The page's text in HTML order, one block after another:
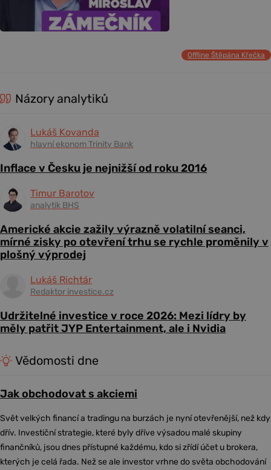
Offline Štěpána Křečka
Názory analytiků
Lukáš Kovanda
hlavní ekonom Trinity Bank
Inflace v Česku je nejnižší od roku 2016
Timur Barotov
analytik BHS
Americké akcie zažily výrazně volatilní seanci,
mírné zisky po otevření trhu se rychle proměnily v
plošný výprodej
Lukáš Richtár
Redaktor investice.cz
Udržitelné investice v roce 2026: Mezi lídry by
měly patřit JYP Entertainment, ale i Nvidia
Vědomosti dne
Jak obchodovat s akciemi
Svět velkých financí a tradingu na burzách je nyní otevřenější, než kdy
dřív. Investiční strategie, které byly dříve výsadou malé skupiny
finančníků, jsou dnes přístupné každému, kdo si zřídí účet u brokera,
kterých je celá řada. Než se ale investor vrhne do světa obchodování